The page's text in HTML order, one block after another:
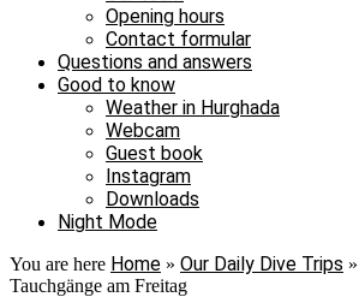
Opening hours
Contact formular
Questions and answers
Good to know
Weather in Hurghada
Webcam
Guest book
Instagram
Downloads
Night Mode
You are here Home » Our Daily Dive Trips »
Tauchgänge am Freitag